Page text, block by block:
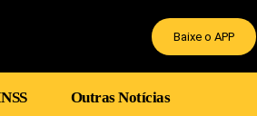
Baixe o APP
Outras Notícias